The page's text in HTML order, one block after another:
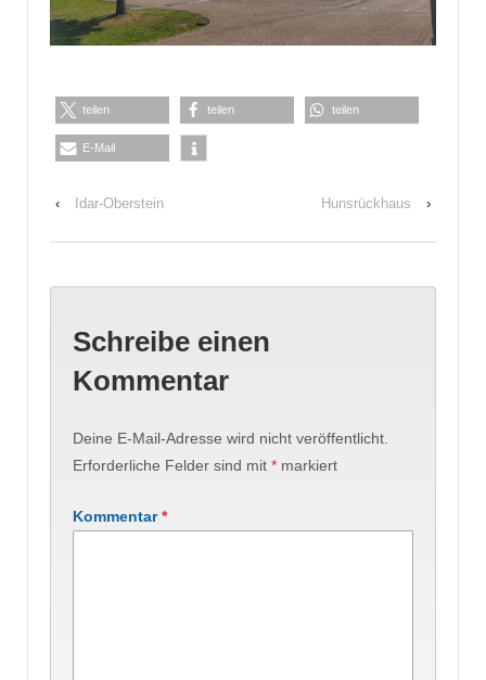
teilen teilen teilen
E-Mail
‹ Idar-Oberstein Hunsrückhaus ›
Schreibe einen
Kommentar
Deine E-Mail-Adresse wird nicht veröffentlicht.
Erforderliche Felder sind mit * markiert
Kommentar*